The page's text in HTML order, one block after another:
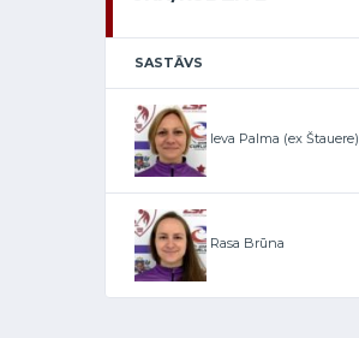
SASTĀVS
Ieva Palma (ex Štauere)
Rasa Brūna